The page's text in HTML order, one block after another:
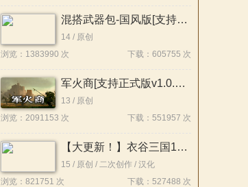
混搭武器包-国风版[支持1.3x-1.2x][原创]
14 / 原创
浏览：1383990 次
下载：605755 次
军火商[支持正式版v1.0.1][原创]
13 / 原创
浏览：2091153 次
下载：551957 次
【大更新！】衣谷三国196大拓展【支持1.212】稳定版发布！！
15 / 原创 / 二次创作 / 汉化
浏览：821751 次
下载：527488 次